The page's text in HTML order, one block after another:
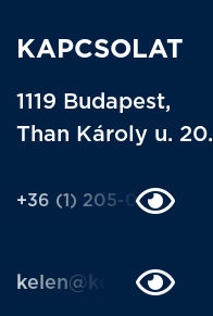
KAPCSOLAT
1119 Budapest,
Than Károly u. 20.
+36 (1) 205-0205
kelen@kelen.hu